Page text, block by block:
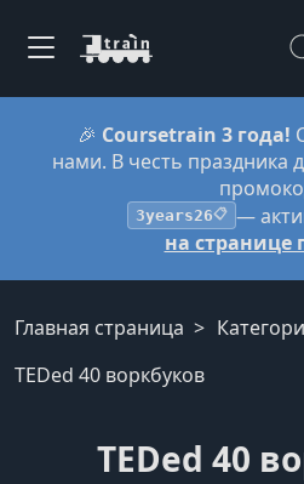
🎉 Coursetrain 3 года!
нами. В честь праздника
3years26📋 —
на странице
Главная страница
TEDed 40 воркбуков
TEDed 40